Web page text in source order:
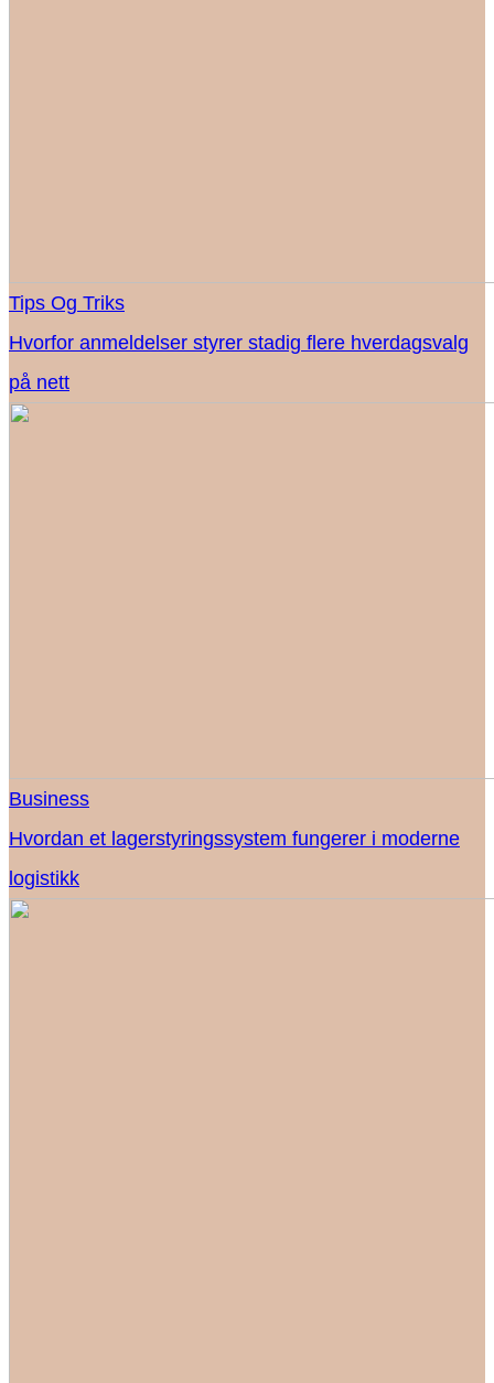
Tips Og Triks
Hvorfor anmeldelser styrer stadig flere hverdagsvalg
på nett
Business
Hvordan et lagerstyringssystem fungerer i moderne
logistikk